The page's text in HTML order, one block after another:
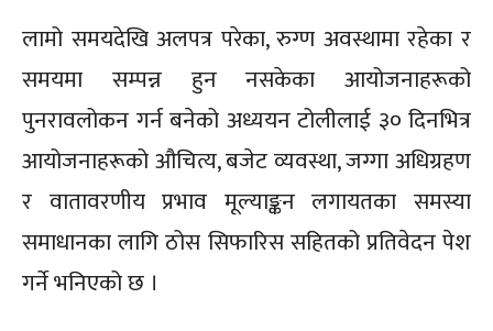
लामो समयदेखि अलपत्र परेका, रुग्ण अवस्थामा रहेका र
समयमा सम्पन्न हुन नसकेका आयोजनाहरूको
पुनरावलोकन गर्न बनेको अध्ययन टोलीलाई ३० दिनभित्र
आयोजनाहरूको औचित्य, बजेट व्यवस्था, जग्गा अधिग्रहण
र वातावरणीय प्रभाव मूल्याङ्कन लगायतका समस्या
समाधानका लागि ठोस सिफारिस सहितको प्रतिवेदन पेश
गर्ने भनिएको छ ।